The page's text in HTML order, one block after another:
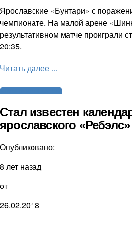
Ярославские «Бунтари» с
чемпионате. На малой арене
результативном матче проиграли
20:35.
Читать далее ...
Американский футбол
Стал известен
ярославского «Ребэлс»
Опубликовано:
8 лет назад
от
26.02.2018